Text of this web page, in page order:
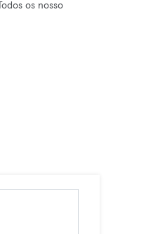
os nosso